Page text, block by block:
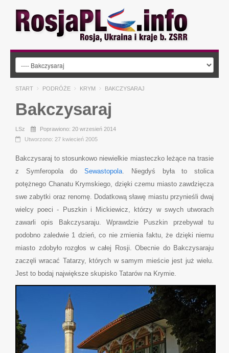
START PODRÓŻE KRYM BAKCZYSARAJ
Bakczysaraj
LSz
Poprawiono: 20 wrzesień 2014
Utworzono: 27 kwiecień 2005
Bakczysaraj to stosunkowo niewielkie miasteczko leżące na trasie
z Symferopola doSewastopola. Niegdyś była to stolica
potężnego Chanatu Krymskiego, dzięki czemu miasto zawdzięcza
swe zabytki oraz renomę. Dodatkową sławę miastu przynieśli dwaj
wielcy poeci - Puszkin i Mickiewicz, którzy w swych utworach
zawarli opis Bakczysaraju. Wprawdzie Puszkin przebywał tu
podobno zaledwie 1 dzień, co nie zmienia faktu, że dzięki niemu
miasto zdobyło rozgłos w całej Rosji. Obecnie do Bakczysaraju
zaczęli wracać Tatarzy, których w samym mieście jest już wielu.
Jest to bodaj największe skupisko Tatarów na Krymie.